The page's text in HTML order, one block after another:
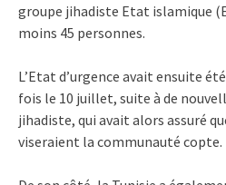
groupe jihadiste Etat islamique
moins 45 personnes.
L’Etat d’urgence avait ensuite
fois le 10 juillet, suite à de
jihadiste, qui avait alors assuré
viseraient la communauté copte.